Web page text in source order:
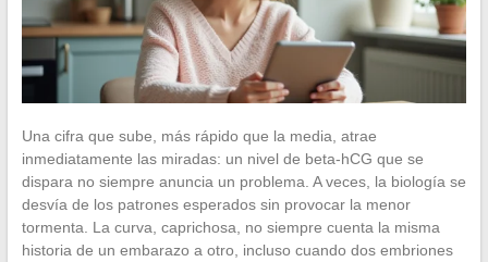
Una cifra que sube, más rápido que la media, atrae
inmediatamente las miradas: un nivel de beta-hCG que se
dispara no siempre anuncia un problema. A veces, la biología se
desvía de los patrones esperados sin provocar la menor
tormenta. La curva, caprichosa, no siempre cuenta la misma
historia de un embarazo a otro, incluso cuando dos embriones